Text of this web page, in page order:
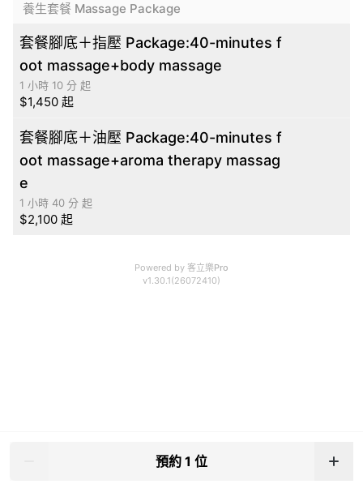
養生套餐 Massage Package
套餐腳底＋指壓 Package:40-minutes f
oot massage+body massage
1 小時 10 分 起
$1,450 起
套餐腳底＋油壓 Package:40-minutes f
oot massage+aroma therapy massag
e
1 小時 40 分 起
$2,100 起
Powered by 客立樂Pro
v1.30.1(26072410)
預約 1 位